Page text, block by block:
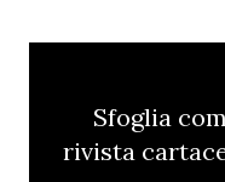
Sfoglia
rivista